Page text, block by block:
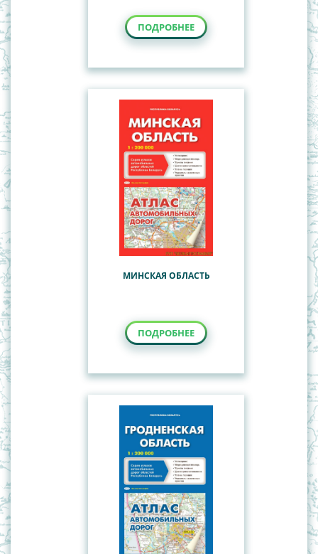
ПОДРОБНЕЕ
МИНСКАЯ ОБЛАСТЬ
ПОДРОБНЕЕ